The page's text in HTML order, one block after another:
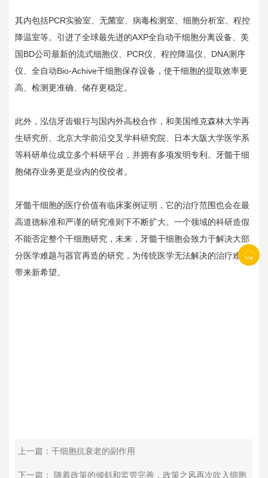
其内包括PCR实验室、无菌室、病毒检测室、细胞分析室、程控
降温室等。引进了全球最先进的AXP全自动干细胞分离设备、美
国BD公司最新的流式细胞仪、PCR仪、程控降温仪、DNA测序
仪、全自动Bio-Achive干细胞保存设备，使干细胞的提取效率更
高、检测更准确、储存更稳定。
此外，泓信牙齿银行与国内外高校合作，和美国维克森林大学再
生研究所、北京大学前沿交叉学科研究院、日本大阪大学医学系
等科研单位成立多个科研平台，并拥有多项发明专利。牙髓干细
胞储存业务更是业内的佼佼者。
牙髓干细胞的医疗价值有临床案例证明，它的治疗范围也会在最
高道德标准和严谨的研究准则下不断扩大。一个领域的科研造假
不能否定整个干细胞研究，未来，牙髓干细胞会致力于解决大部
分医学难题与器官再造的研究，为传统医学无法解决的治疗难题
带来新希望。
上一篇：干细胞抗衰老的副作用
下一篇： 随着政策的倾斜和监管完善，政策之风再次吹入细胞